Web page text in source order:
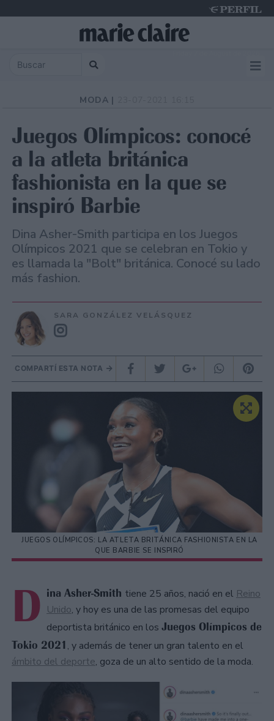
MODA |
Juegos Olímpicos: conocé
a la atleta británica
fashionista en la que se
inspiró Barbie
Dina Asher-Smith participa en los Juegos
Olímpicos 2021 que se celebran en Tokio y
es llamada la "Bolt" británica. Conocé su lado
más fashion.
SARA GONZÁLEZ VELÁSQUEZ
COMPARTÍ ESTA NOTA
JUEGOS OLÍMPICOS: LA ATLETA BRITÁNICA FASHIONISTA EN LA
QUE BARBIE SE INSPIRÓ
D ina Asher-Smith tiene 25 años, nació en el Reino
Unido, y hoy es una de las promesas del equipo
deportista británico en los Juegos Olímpicos de
Tokio 2021, y además de tener un gran talento en el
ámbito del deporte, goza de un alto sentido de la moda.